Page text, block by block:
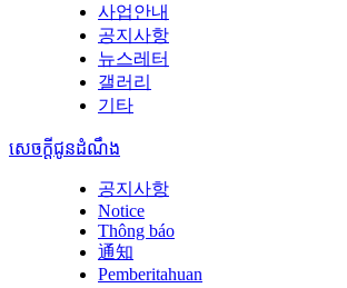
사업안내
공지사항
뉴스레터
갤러리
기타
សេចក្តីជូនដំណឹង
공지사항
Notice
Thông báo
通知
Pemberitahuan